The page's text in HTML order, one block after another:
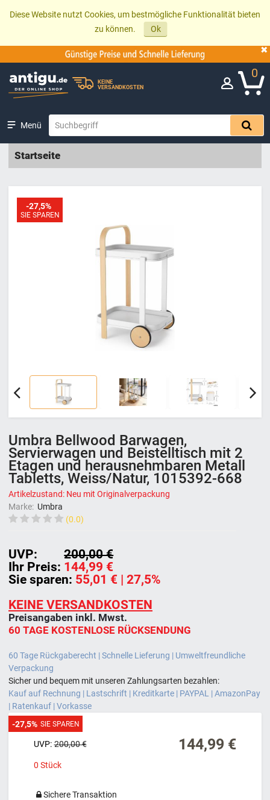
Diese Website nutzt Cookies, um bestmögliche Funktionalität bieten
zu können.
Ok
KEINE
VERSANDKOSTEN
0
Menü
Startseite
-27,5%
SIE SPAREN
Umbra Bellwood Barwagen,
Servierwagen und Beistelltisch mit 2
Etagen und herausnehmbaren Metall
Tabletts, Weiss/Natur, 1015392-668
Artikelzustand: Neu mit Originalverpackung
Marke: Umbra
(0.0)
Ihr Preis: 144,99 €
UVP:
200,00 €
Sie sparen: 55,01 € | 27,5%
KEINE VERSANDKOSTEN
Preisangaben inkl. Mwst.
60 TAGE KOSTENLOSE RÜCKSENDUNG
60 Tage Rückgaberecht | Schnelle Lieferung | Umweltfreundliche
Verpackung
Sicher und bequem mit unseren Zahlungsarten bezahlen:
Kauf auf Rechnung | Lastschrift | Kreditkarte | PAYPAL | AmazonPay
| Ratenkauf | Vorkasse
144,99 €
UVP: 200,00 €
0 Stück
-27,5% SIE SPAREN
Sichere Transaktion